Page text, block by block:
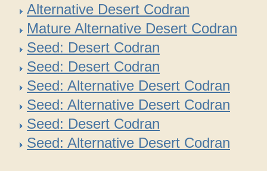
Alternative Desert Codran
Mature Alternative Desert Codran
Seed: Desert Codran
Seed: Desert Codran
Seed: Alternative Desert Codran
Seed: Alternative Desert Codran
Seed: Desert Codran
Seed: Alternative Desert Codran